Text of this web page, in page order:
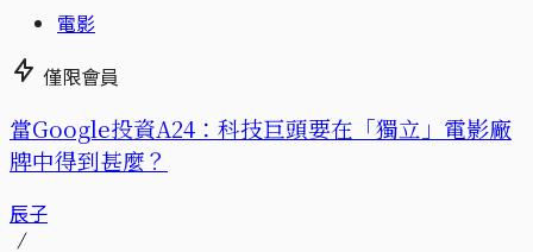
電影
僅限會員
當Google投資A24：科技巨頭要在「獨立」電影廠
牌中得到甚麼？
辰子